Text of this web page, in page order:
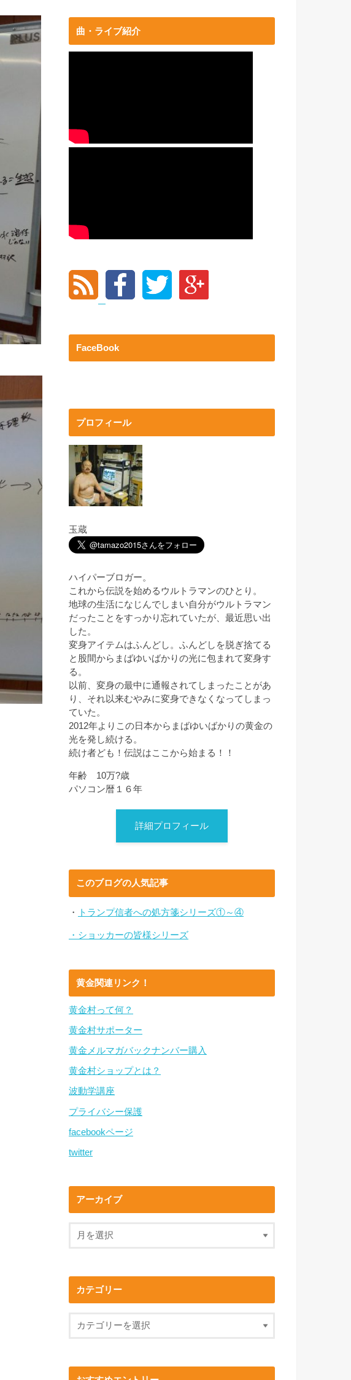
曲・ライブ紹介
FaceBook
プロフィール
玉蔵
ハイパーブロガー。
これから伝説を始めるウルトラマンのひとり。
地球の生活になじんでしまい自分がウルトラマン
だったことをすっかり忘れていたが、最近思い出
した。
変身アイテムはふんどし。ふんどしを脱ぎ捨てる
と股間からまばゆいばかりの光に包まれて変身す
る。
以前、変身の最中に通報されてしまったことがあ
り、それ以来むやみに変身できなくなってしまっ
ていた。
2012年よりこの日本からまばゆいばかりの黄金の
光を発し続ける。
続け者ども！伝説はここから始まる！！
年齢 10万?歳
パソコン暦１６年
詳細プロフィール
このブログの人気記事
・ トランプ信者への処方箋シリーズ①～④
・ショッカーの皆様シリーズ
黄金関連リンク！
黄金村って何？
黄金村サポーター
黄金メルマガバックナンバー購入
黄金村ショップとは？
波動学講座
プライバシー保護
facebookページ
twitter
アーカイブ
カテゴリー